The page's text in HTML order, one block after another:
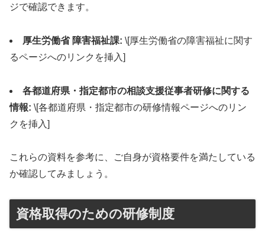
ジで確認できます。
厚生労働省 障害福祉課: \[厚生労働省の障害福祉に関す
るページへのリンクを挿入]
各都道府県・指定都市の相談支援従事者研修に関する
情報: \[各都道府県・指定都市の研修情報ページへのリン
クを挿入]
これらの資料を参考に、ご自身が資格要件を満たしている
か確認してみましょう。
資格取得のための研修制度